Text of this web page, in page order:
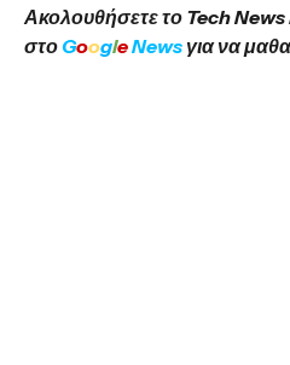
Ακολουθήσετε το Tech
στο GoogleNews για να